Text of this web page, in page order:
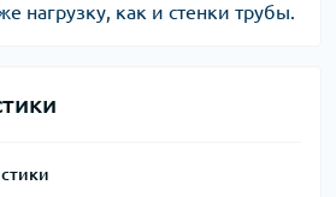
нагрузку, как и стенки трубы.